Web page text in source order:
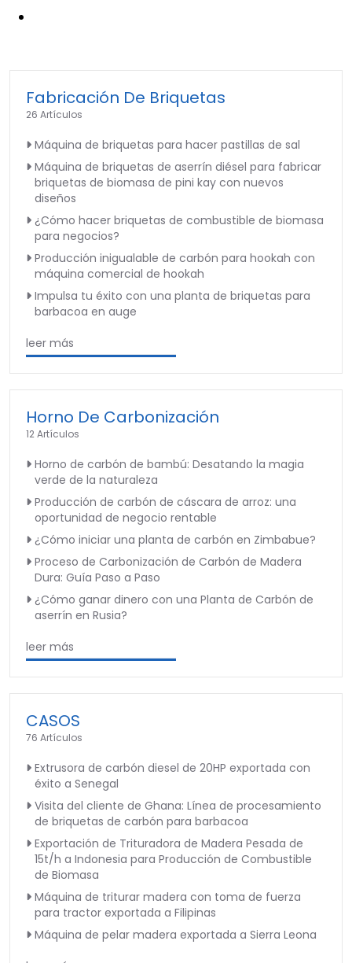
Fabricación De Briquetas
26 Artículos
Máquina de briquetas para hacer pastillas de sal
Máquina de briquetas de aserrín diésel para fabricar
briquetas de biomasa de pini kay con nuevos
diseños
¿Cómo hacer briquetas de combustible de biomasa
para negocios?
Producción inigualable de carbón para hookah con
máquina comercial de hookah
Impulsa tu éxito con una planta de briquetas para
barbacoa en auge
leer más
Horno De Carbonización
12 Artículos
Horno de carbón de bambú: Desatando la magia
verde de la naturaleza
Producción de carbón de cáscara de arroz: una
oportunidad de negocio rentable
¿Cómo iniciar una planta de carbón en Zimbabue?
Proceso de Carbonización de Carbón de Madera
Dura: Guía Paso a Paso
¿Cómo ganar dinero con una Planta de Carbón de
aserrín en Rusia?
leer más
CASOS
76 Artículos
Extrusora de carbón diesel de 20HP exportada con
éxito a Senegal
Visita del cliente de Ghana: Línea de procesamiento
de briquetas de carbón para barbacoa
Exportación de Trituradora de Madera Pesada de
15t/h a Indonesia para Producción de Combustible
de Biomasa
Máquina de triturar madera con toma de fuerza
para tractor exportada a Filipinas
Máquina de pelar madera exportada a Sierra Leona